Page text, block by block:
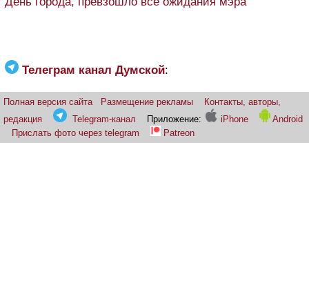
Телеграм канал Думской:
Полная версия сайта Размещение рекламы
Контакты, авторы,
редакция
Telegram-канал Приложение: iPhone
Android
Прислать фото через telegram
Patreon